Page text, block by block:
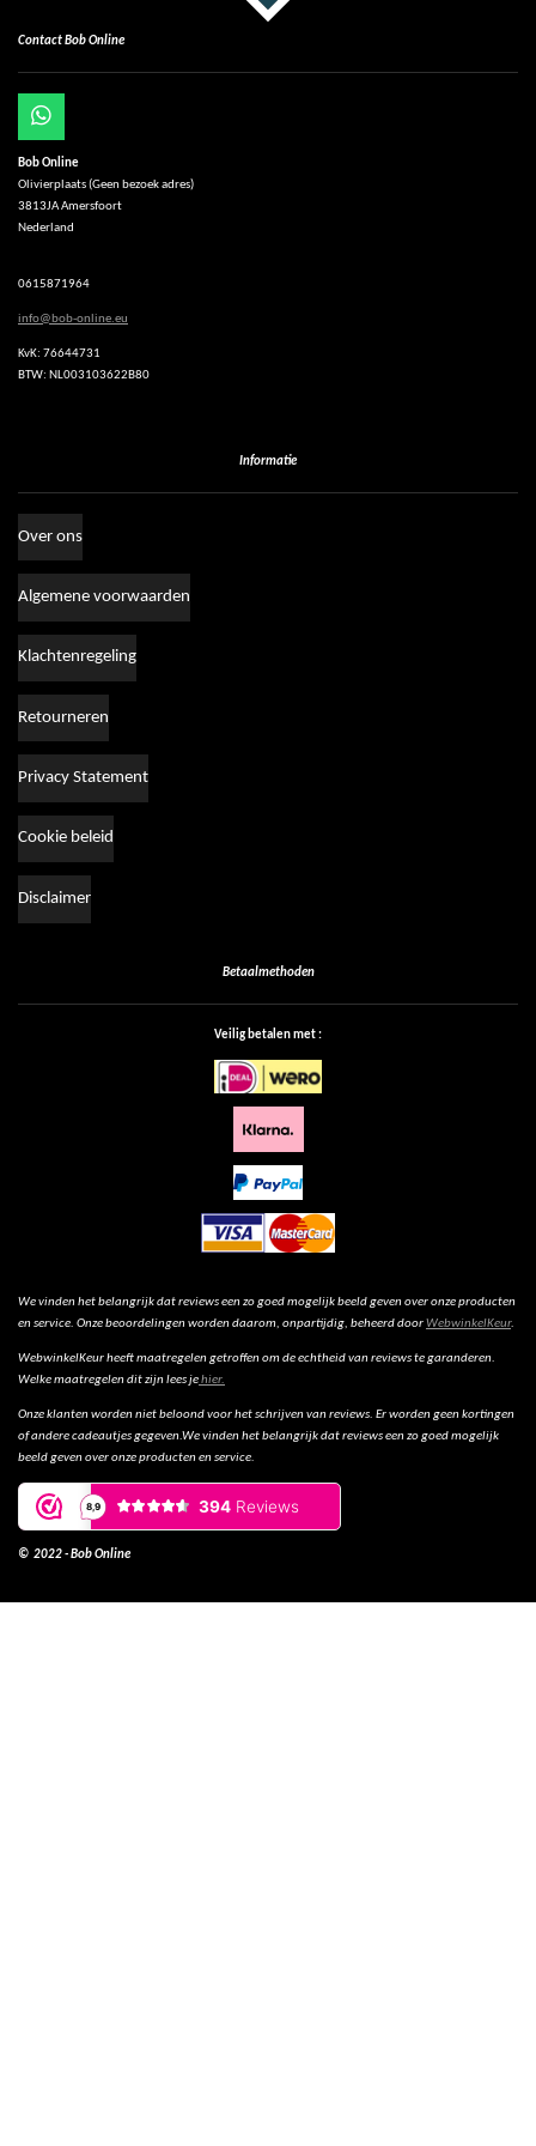
Contact Bob Online
W
h
a
t
s
A
p
Bob Online
Olivierplaats (Geen bezoek adres)
3813JA Amersfoort
Nederland
0615871964
info@bob-online.eu
KvK: 76644731
BTW: NL003103622B80
Informatie
Over ons
Algemene voorwaarden
Klachtenregeling
Retourneren
Privacy Statement
Cookie beleid
Disclaimer
Betaalmethoden
Veilig betalen met :
We vinden het belangrijk dat reviews een zo goed mogelijk beeld geven over onze producten
en service. Onze beoordelingen worden daarom, onpartijdig, beheerd doorWebwinkelKeur.
WebwinkelKeur heeft maatregelen getroffen om de echtheid van reviews te garanderen.
Welke maatregelen dit zijn lees jehier.
Onze klanten worden niet beloond voor het schrijven van reviews. Er worden geen kortingen
of andere cadeautjes gegeven.We vinden het belangrijk dat reviews een zo goed mogelijk
beeld geven over onze producten en service.
© 2022 - Bob Online